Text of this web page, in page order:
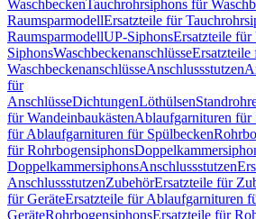
WaschbeckenTauchrohrsiphons für
RaumsparmodellErsatzteile für
RaumsparmodellUP-SiphonsErsatzteile für
SiphonsWaschbeckenanschlüsseErsatzteile
WaschbeckenanschlüsseAnschlussstutzen
für
AnschlüsseDichtungenLöthülsen
für WandeinbaukästenAblaufgarnituren für
für Ablaufgarnituren für Spülbecken
für Rohrbogensiphons
DoppelkammersiphonsAnschlussstutzen
AnschlussstutzenZubehörErsatzteile für
für GeräteErsatzteile für Ablaufgarnituren
GeräteRohrbogensiphonsErsatzteile für